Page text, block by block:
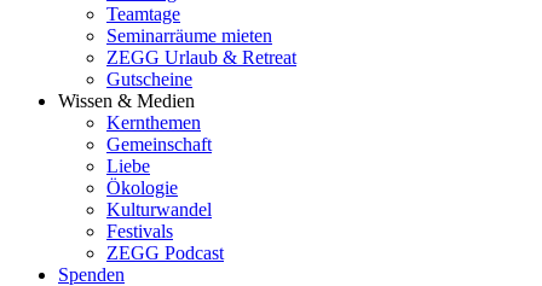
Teamtage
Seminarräume mieten
ZEGG Urlaub & Retreat
Gutscheine
Wissen & Medien
Kernthemen
Gemeinschaft
Liebe
Ökologie
Kulturwandel
Festivals
ZEGG Podcast
Spenden